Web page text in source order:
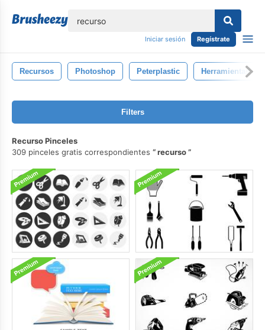
Iniciar sesión Regístrate
Recursos Photoshop Peterplastic Herramientas
Filters
Recurso Pinceles
309 pinceles gratis correspondientes
recurso